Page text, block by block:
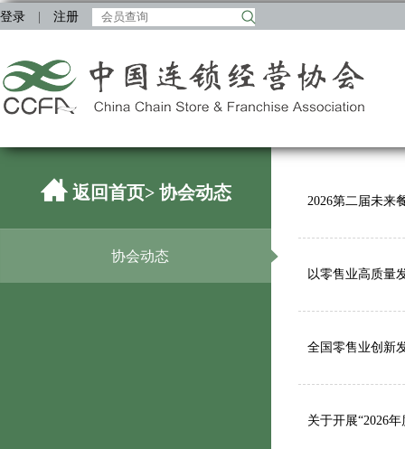
登录 注册
返回首页> 协会动态
协会动态
2026第二届未来
以零售业高质量
全国零售业创新
关于开展“2026